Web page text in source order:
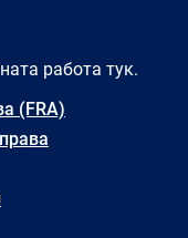
работа тук.
(FRA)